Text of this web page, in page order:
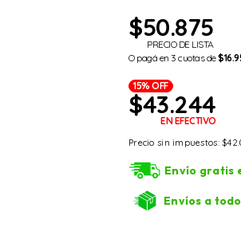
$50.875
PRECIO DE LISTA
O pagá en 3 cuotas de
15% OFF
$43.244
EN EFECTIVO
Precio sin impuestos:$
Envío gratis
Envíos a